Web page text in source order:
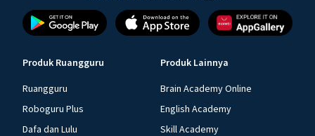
Produk Ruangguru
Ruangguru
Roboguru Plus
Dafa dan Lulu
Produk Lainnya
Brain Academy Online
English Academy
Skill Academy